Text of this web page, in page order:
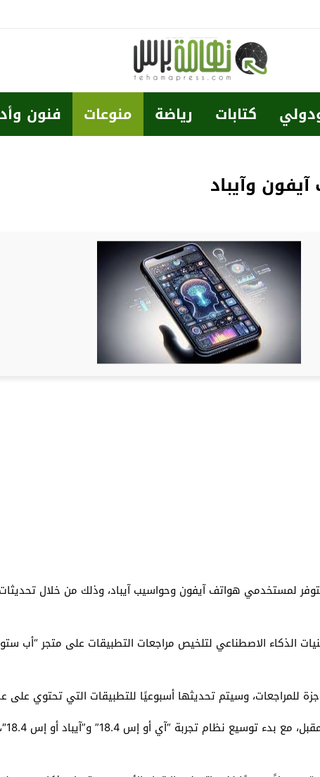
كتابات رياضة منوعات فنون
وآيباد
الذكاء الاصطناعي لتلخيص مراجعات التطبيقات على متجر “أب
للمراجعات، وسيتم تحديثها أسبوعيًا للتطبيقات التي تحتوي على